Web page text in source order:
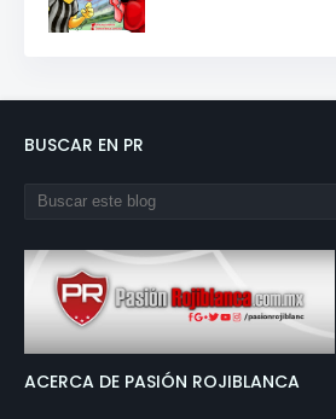
BUSCAR EN PR
ACERCA DE PASIÓN ROJIBLANCA